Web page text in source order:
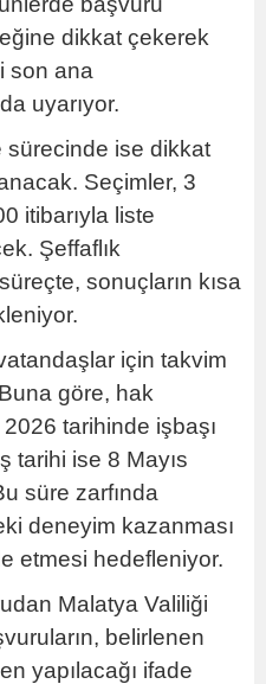
dikkat çekerek
son ana
uyarıyor.
sürecinde ise dikkat
Seçimler, 3
itibarıyla liste
Şeffaflık
sonuçların kısa
için takvim
göre, hak
tarihinde işbaşı
tarihi ise 8 Mayıs
süre zarfında
deneyim kazanması
etmesi hedefleniyor.
Malatya Valiliği
belirlenen
yapılacağı ifade